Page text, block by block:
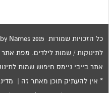
לתינוקות / שמות לילדים. מפת אתר
אתר בייבי ניימס חיפוש שמות
* אין להעתיק תוכן מאתר זה |